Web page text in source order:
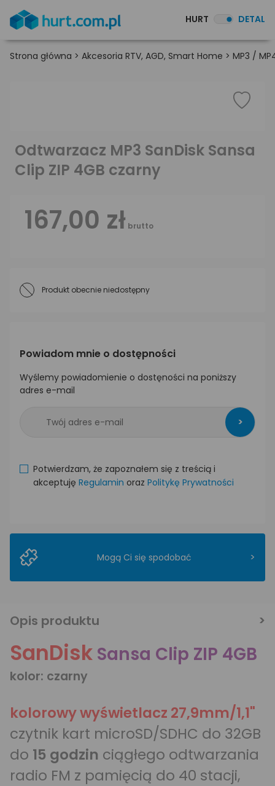
HURT DETAL
Strona główna > Akcesoria RTV, AGD, Smart Home > MP3 /
Odtwarzacz MP3 SanDisk Sansa
Clip ZIP 4GB czarny
167,00 zł brutto
Produkt obecnie niedostępny
Powiadom mnie o dostępności
Wyślemy powiadomienie o dostęności na poniższy
adres e-mail
>
Potwierdzam, że zapoznałem się z treścią i
akceptuję Regulamin oraz Politykę Prywatności
Mogą Ci się spodobać >
Opis produktu
SanDisk Sansa Clip ZIP 4GB
kolor: czarny
kolorowy wyświetlacz 27,9mm/1,1"
czytnik kart microSD/SDHC do 32GB
do 15 godzin ciągłego odtwarzania
radio FM z pamięcią do 40 stacji,